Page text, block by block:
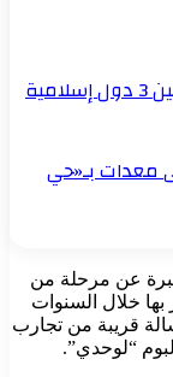
معدات بـ«حي
عن مرحلة من
بها خلال السنوات
قريبة من تجارب
“لوحدي”.